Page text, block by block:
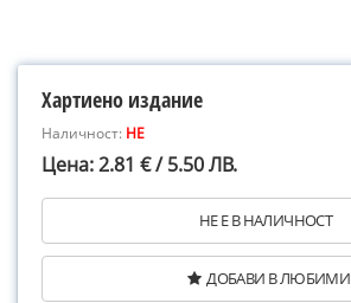
Хартиено издание
Наличност: НЕ
Цена: 2.81 € / 5.50 ЛВ.
НЕ Е В НАЛИЧНОСТ
ДОБАВИ В ЛЮБИМИ